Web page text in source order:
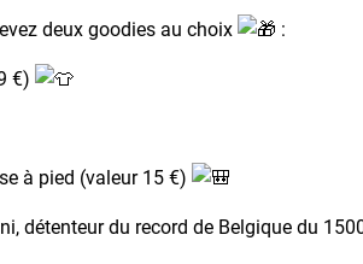
deux goodies au choix :
€)
à pied (valeur 15 €)
détenteur du record de Belgique du